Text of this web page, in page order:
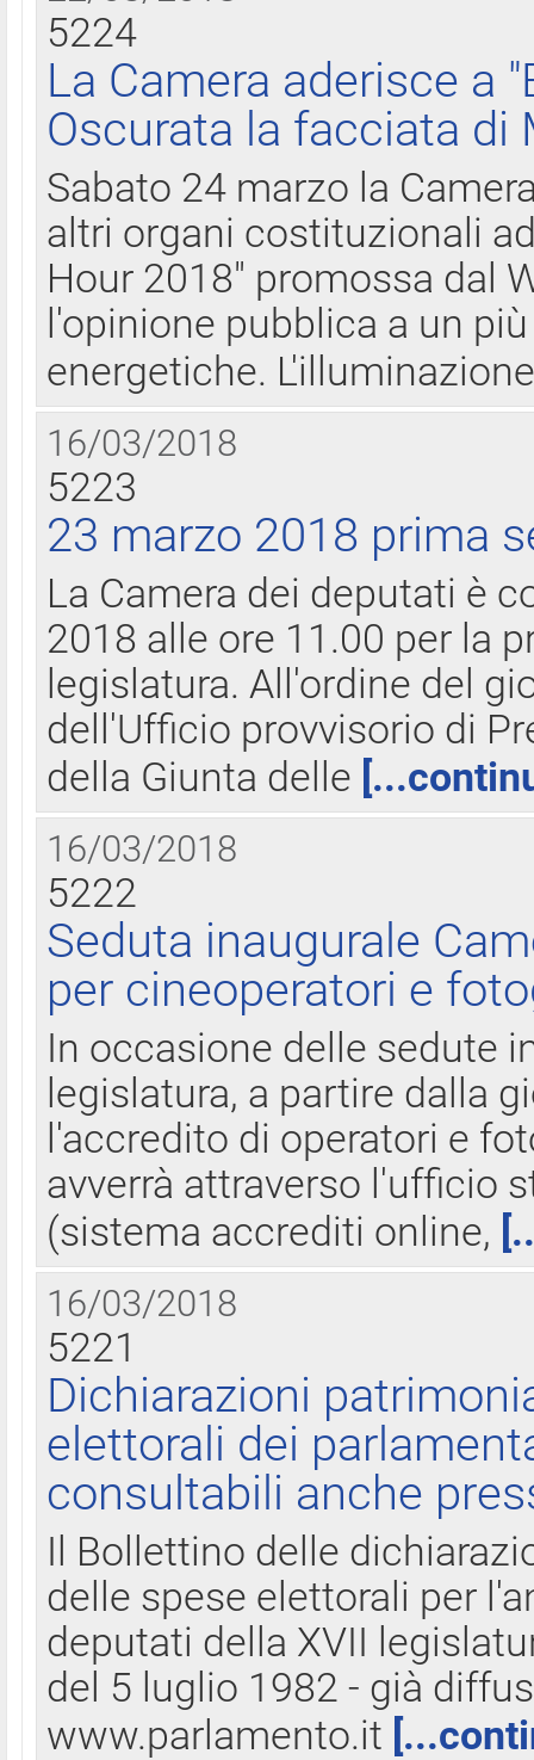
5224
La Camera aderisce a
Oscurata la facciata di
Sabato 24 marzo la
altri organi costituzionali
Hour 2018" promossa dal
l'opinione pubblica a un
energetiche.
16/03/2018
5223
23 marzo 2018 prima
La Camera dei deputati è
2018 alle ore 11.00 per la
legislatura. All'ordine del
dell'Ufficio provvisorio di
della Giunta delle
16/03/2018
5222
Seduta inaugurale
per cineoperatori e
In occasione delle sedute
legislatura, a partire dalla
l'accredito di operatori e
avverrà attraverso l'ufficio
(sistema accrediti online,
16/03/2018
5221
Dichiarazioni
elettorali dei
consultabili anche
Il Bollettino delle
delle spese elettorali per
deputati della XVII
del 5 luglio 1982 - già
www.parlamento.it